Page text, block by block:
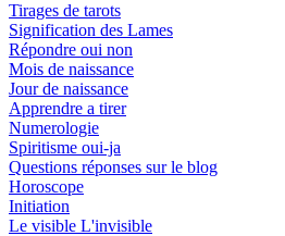
Tirages de tarots
Signification des Lames
Répondre oui non
Mois de naissance
Jour de naissance
Apprendre a tirer
Numerologie
Spiritisme oui-ja
Questions réponses sur le blog
Horoscope
Initiation
Le visible L'invisible